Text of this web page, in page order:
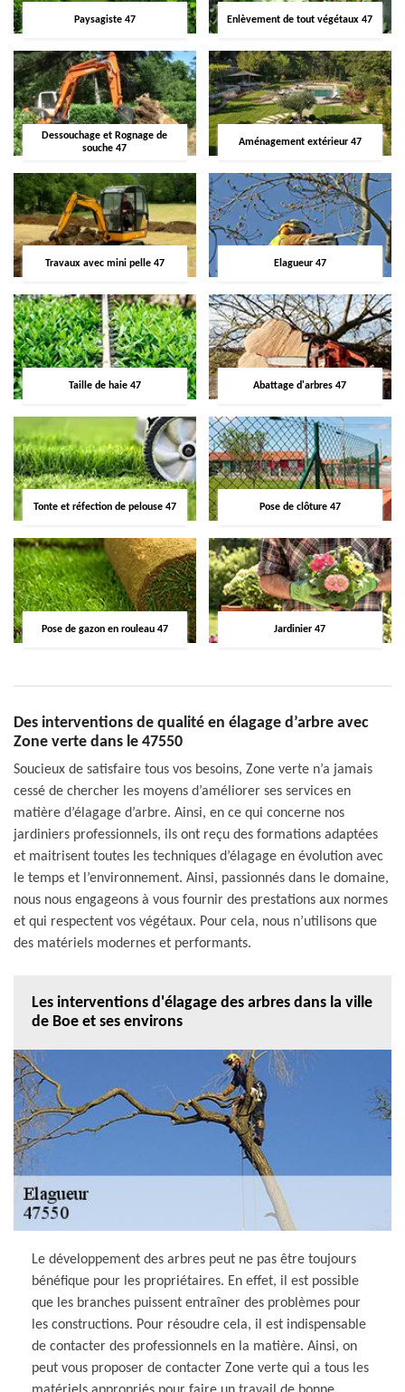
Paysagiste 47 Enlèvement de tout végétaux 47
Dessouchage et Rognage de
souche 47
Aménagement extérieur 47
Travaux avec mini pelle 47 Elagueur 47
Taille de haie 47 Abattage d'arbres 47
Tonte et réfection de pelouse 47 Pose de clôture 47
Pose de gazon en rouleau 47 Jardinier 47
Des interventions de qualité en élagage d’arbre avec
Zone verte dans le 47550
Soucieux de satisfaire tous vos besoins, Zone verte n’a jamais
cessé de chercher les moyens d’améliorer ses services en
matière d’élagage d’arbre. Ainsi, en ce qui concerne nos
jardiniers professionnels, ils ont reçu des formations adaptées
et maitrisent toutes les techniques d’élagage en évolution avec
le temps et l’environnement. Ainsi, passionnés dans le domaine,
nous nous engageons à vous fournir des prestations aux normes
et qui respectent vos végétaux. Pour cela, nous n’utilisons que
des matériels modernes et performants.
Les interventions d'élagage des arbres dans la ville
de Boe et ses environs
Le développement des arbres peut ne pas être toujours
bénéfique pour les propriétaires. En effet, il est possible
que les branches puissent entraîner des problèmes pour
les constructions. Pour résoudre cela, il est indispensable
de contacter des professionnels en la matière. Ainsi, on
peut vous proposer de contacter Zone verte qui a tous les